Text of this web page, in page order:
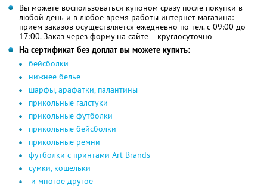
Вы можете воспользоваться купоном сразу после покупки в
любой день и в любое время работы интернет-магазина:
приём заказов осуществляется ежедневно по тел. с 09:00 до
17:00. Заказ через форму на сайте – круглосуточно
На сертификат без доплат вы можете купить:
бейсболки
нижнее белье
шарфы, арафатки, палантины
прикольные галстуки
прикольные футболки
прикольные бейсболки
прикольные ремни
футболки с принтами Art Brands
сумки, кошельки
и многое другое